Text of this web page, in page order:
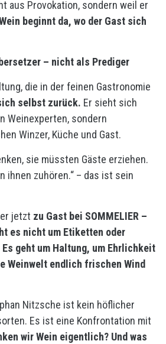
aus Provokation, sondern weil er
beginnt da, wo der Gast sich
– nicht als Prediger
die in der feinen Gastronomie
selbst zurück. Er sieht sich
Weinexperten, sondern
Winzer, Küche und Gast.
sie müssten Gäste erziehen.
ihnen zuhören.“ – das ist sein
jetzt zu Gast bei SOMMELIER –
es nicht um Etiketten oder
geht um Haltung, um Ehrlichkeit
Weinwelt endlich frischen Wind
Nitzsche ist kein höflicher
Es ist eine Konfrontation mit
wir Wein eigentlich? Und was